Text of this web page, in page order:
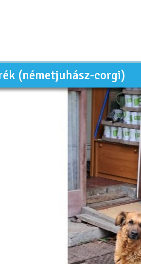
(németjuhász-corgi)